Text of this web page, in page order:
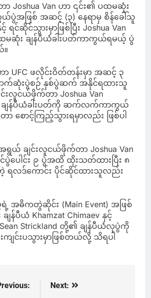
Joshua Van ဟာ ၎င်း၏ ပထမဆုံး
ပွဲအဖြစ် အဆင့် (၃) နေရာမှ စိန်ခေါ်သူ
ရင်ဆိုင်သွားမှာဖြစ်ပြီး Joshua Van
ဆုံး ချန်ပီယံခါးပတ်ကာကွယ်ရမယ့် ပွဲ
။
ဟာ UFC ဖလိုင်းဝိတ်တန်းမှာ အဆင့် ၃
ောက်ဆုံးပွဲစဉ် နှစ်ပွဲဆက် အနိုင်ရထားသူ
းလူငယ်ဖိုက်တာ Joshua Van
ရဲ့ ချန်ပီယံခါးပတ်ကို ဆက်လက်ကာကွယ်
ာ စောင့်ကြည့်သွားရမှာလည်း ဖြစ်ပါ
ယ် ချင်းလူငယ်ဖိုက်တာ Joshua Van
င်ပွဲပေါင်း ၉ ပွဲအထိ ထိုးသတ်ထားပြီး ၈
တဲ့ ရလဒ်ကောင်း ပိုင်ဆိုင်ထားသူလည်း
ရဲ့ အဓိကတွဲဆိုင်း (Main Event) အဖြစ်
န်ပီယံ Khamzat Chimaev နှင့်
Strickland တို့၏ ချန်ပီယံလုပွဲကို
င်းပသွားမှာဖြစ်တယ်လို့ သိရပါ
Next: